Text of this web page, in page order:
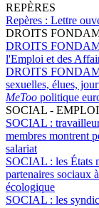
REPÈRES
Repères : Lettre
DROITS
DROITS
l'Emploi et des
DROITS
sexuelles, élues,
MeToo politique
SOCIAL - EMPLOI
SOCIAL :
membres montrent
salariat
SOCIAL : les États
partenaires sociaux
écologique
SOCIAL : les